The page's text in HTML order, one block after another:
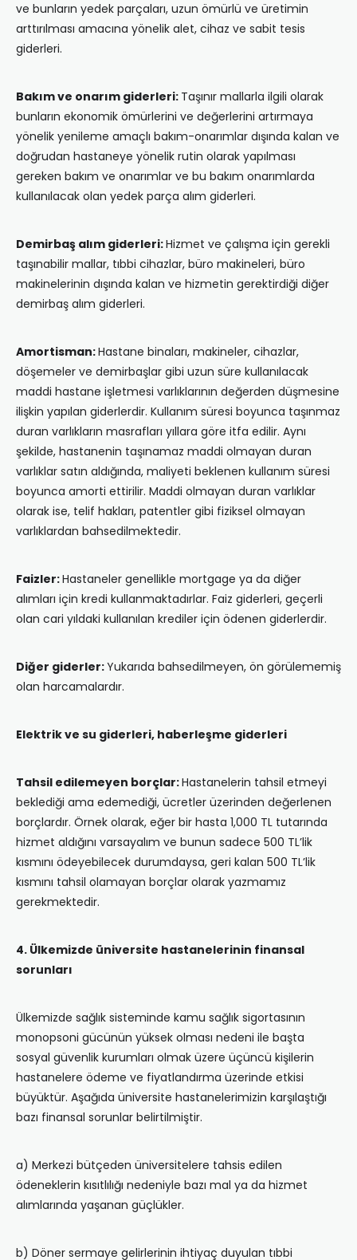
ve bunların yedek parçaları, uzun ömürlü ve üretimin
arttırılması amacına yönelik alet, cihaz ve sabit tesis
giderleri.
Bakım ve onarım giderleri: Taşınır mallarla ilgili olarak
bunların ekonomik ömürlerini ve değerlerini artırmaya
yönelik yenileme amaçlı bakım-onarımlar dışında kalan ve
doğrudan hastaneye yönelik rutin olarak yapılması
gereken bakım ve onarımlar ve bu bakım onarımlarda
kullanılacak olan yedek parça alım giderleri.
Demirbaş alım giderleri:Hizmet ve çalışma için gerekli
taşınabilir mallar, tıbbi cihazlar, büro makineleri, büro
makinelerinin dışında kalan ve hizmetin gerektirdiği diğer
demirbaş alım giderleri.
Amortisman:Hastane binaları, makineler, cihazlar,
döşemeler ve demirbaşlar gibi uzun süre kullanılacak
maddi hastane işletmesi varlıklarının değerden düşmesine
ilişkin yapılan giderlerdir. Kullanım süresi boyunca taşınmaz
duran varlıkların masrafları yıllara göre itfa edilir. Aynı
şekilde, hastanenin taşınamaz maddi olmayan duran
varlıklar satın aldığında, maliyeti beklenen kullanım süresi
boyunca amorti ettirilir. Maddi olmayan duran varlıklar
olarak ise, telif hakları, patentler gibi fiziksel olmayan
varlıklardan bahsedilmektedir.
Faizler:Hastaneler genellikle mortgage ya da diğer
alımları için kredi kullanmaktadırlar. Faiz giderleri, geçerli
olan cari yıldaki kullanılan krediler için ödenen giderlerdir.
Diğer giderler:Yukarıda bahsedilmeyen, ön görülememiş
olan harcamalardır.
Elektrik ve su giderleri, haberleşme giderleri
Tahsil edilemeyen borçlar:Hastanelerin tahsil etmeyi
beklediği ama edemediği, ücretler üzerinden değerlenen
borçlardır. Örnek olarak, eğer bir hasta 1,000 TL tutarında
hizmet aldığını varsayalım ve bunun sadece 500 TL’lik
kısmını ödeyebilecek durumdaysa, geri kalan 500 TL’lik
kısmını tahsil olamayan borçlar olarak yazmamız
gerekmektedir.
4. Ülkemizde üniversite hastanelerinin finansal
sorunları
Ülkemizde sağlık sisteminde kamu sağlık sigortasının
monopsoni gücünün yüksek olması nedeni ile başta
sosyal güvenlik kurumları olmak üzere üçüncü kişilerin
hastanelere ödeme ve fiyatlandırma üzerinde etkisi
büyüktür. Aşağıda üniversite hastanelerimizin karşılaştığı
bazı finansal sorunlar belirtilmiştir.
a) Merkezi bütçeden üniversitelere tahsis edilen
ödeneklerin kısıtlılığı nedeniyle bazı mal ya da hizmet
alımlarında yaşanan güçlükler.
b) Döner sermaye gelirlerinin ihtiyaç duyulan tıbbi